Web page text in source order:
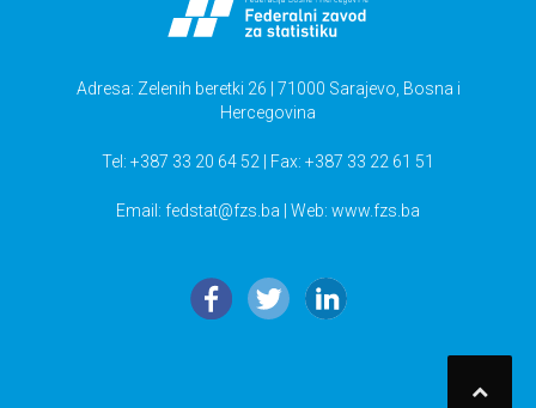
Adresa: Zelenih beretki 26 | 71000 Sarajevo, Bosna i
Hercegovina
Tel: +387 33 20 64 52 | Fax: +387 33 22 61 51
Email: fedstat@fzs.ba | Web: www.fzs.ba